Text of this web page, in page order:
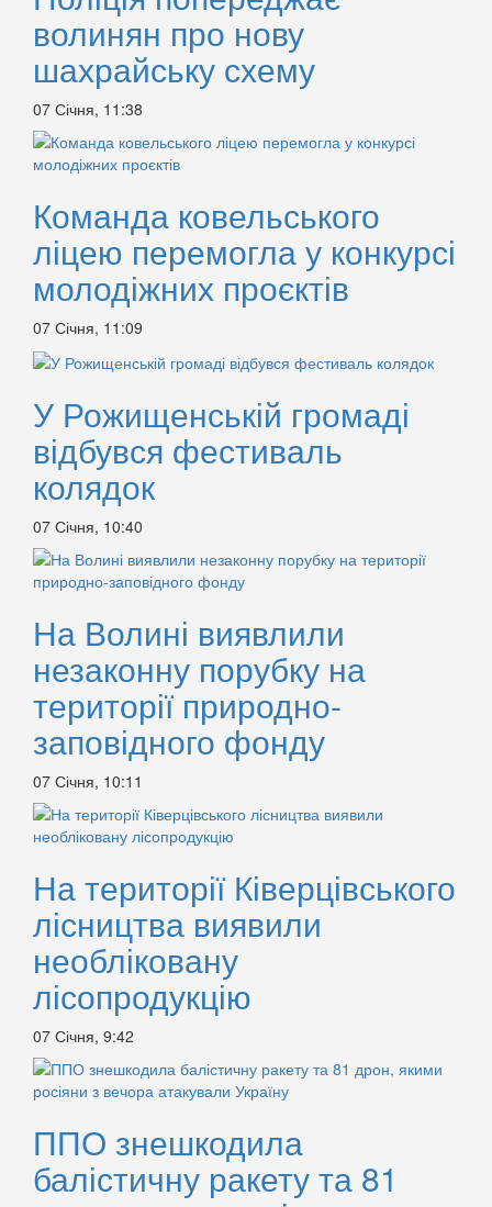
волинян про нову
шахрайську схему
07 Січня, 11:38
Команда ковельського
ліцею перемогла у конкурсі
молодіжних проєктів
07 Січня, 11:09
У Рожищенській громаді
відбувся фестиваль
колядок
07 Січня, 10:40
На Волині виявлили
незаконну порубку на
території природно-
заповідного фонду
07 Січня, 10:11
На території Ківерцівського
лісництва виявили
необліковану
лісопродукцію
07 Січня, 9:42
ППО знешкодила
балістичну ракету та 81